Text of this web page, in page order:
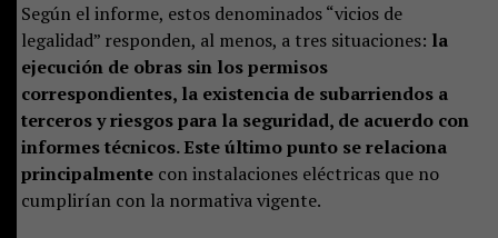
Según el informe, estos denominados “vicios de
legalidad” responden, al menos, a tres situaciones: la
ejecución de obras sin los permisos
correspondientes, la existencia de subarriendos a
terceros y riesgos para la seguridad, de acuerdo con
informes técnicos. Este último punto se relaciona
principalmentecon instalaciones eléctricas que no
cumplirían con la normativa vigente.